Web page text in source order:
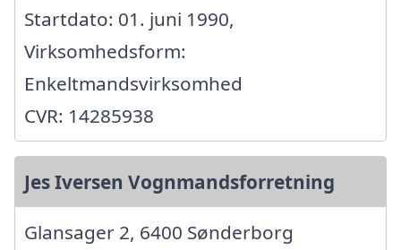
Startdato: 01. juni 1990,
Virksomhedsform:
Enkeltmandsvirksomhed
CVR: 14285938
Jes Iversen Vognmandsforretning
Glansager 2, 6400 Sønderborg